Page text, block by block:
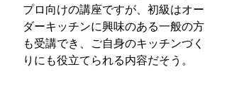
プロ向けの講座ですが、初級はオー
ダーキッチンに興味のある一般の方
も受講でき、ご自身のキッチンづく
りにも役立てられる内容だそう。